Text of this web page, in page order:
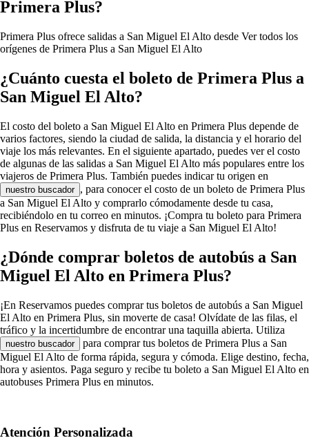
Primera Plus?
Primera Plus ofrece salidas a San Miguel El Alto desde Ver todos los
orígenes de Primera Plus a San Miguel El Alto
¿Cuánto cuesta el boleto de Primera Plus a
San Miguel El Alto?
El costo del boleto a San Miguel El Alto en Primera Plus depende de
varios factores, siendo la ciudad de salida, la distancia y el horario del
viaje los más relevantes. En el siguiente apartado, puedes ver el costo
de algunas de las salidas a San Miguel El Alto más populares entre los
viajeros de Primera Plus. También puedes indicar tu origen en
nuestro buscador , para conocer el costo de un boleto de Primera Plus
a San Miguel El Alto y comprarlo cómodamente desde tu casa,
recibiéndolo en tu correo en minutos. ¡Compra tu boleto para Primera
Plus en Reservamos y disfruta de tu viaje a San Miguel El Alto!
¿Dónde comprar boletos de autobús a San
Miguel El Alto en Primera Plus?
¡En Reservamos puedes comprar tus boletos de autobús a San Miguel
El Alto en Primera Plus, sin moverte de casa! Olvídate de las filas, el
tráfico y la incertidumbre de encontrar una taquilla abierta. Utiliza
nuestro buscador
para comprar tus boletos de Primera Plus a San
Miguel El Alto de forma rápida, segura y cómoda. Elige destino, fecha,
hora y asientos. Paga seguro y recibe tu boleto a San Miguel El Alto en
autobuses Primera Plus en minutos.
Atención Personalizada